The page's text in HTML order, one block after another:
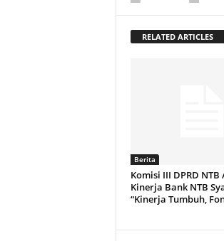
RELATED ARTICLES
Berita
Komisi III DPRD NTB
Kinerja Bank NTB
“Kinerja Tumbuh,